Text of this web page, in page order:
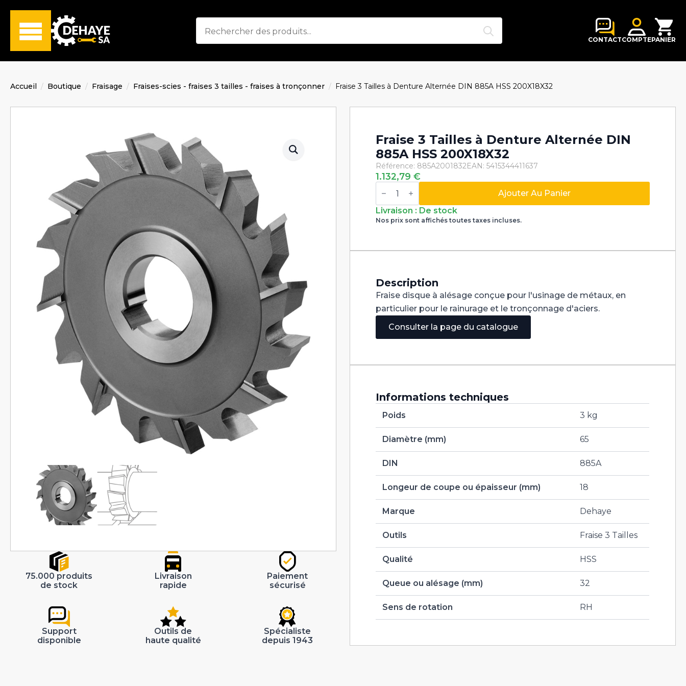
CONTACTCOMPTEPANIER
Accueil Boutique Fraisage Fraises-scies - fraises 3 tailles - fraises à tronçonner Fraise 3 Tailles à Denture Alternée DIN 885A HSS 200X18X32
75.000 produits
de stock
Livraison
rapide
Paiement
sécurisé
Support
disponible
Outils de
haute qualité
Spécialiste
depuis 1943
Fraise 3 Tailles à Denture Alternée DIN
885A HSS 200X18X32
Référence: 885A2001832EAN: 5415344411637
1.132,79€
quantité
de
3
Tailles
à
DIN
Ajouter Au Panier
Livraison : De stock
Nos prix sont affichés toutes taxes incluses.
Description
Fraise disque à alésage conçue pour l'usinage de métaux, en
particulier pour le rainurage et le tronçonnage d'aciers.
Consulter la page du catalogue
Informations techniques
Poids 3 kg
Diamètre (mm) 65
DIN 885A
Longeur de coupe ou épaisseur (mm) 18
Marque Dehaye
Outils Fraise 3 Tailles
Qualité HSS
Queue ou alésage (mm) 32
Sens de rotation RH